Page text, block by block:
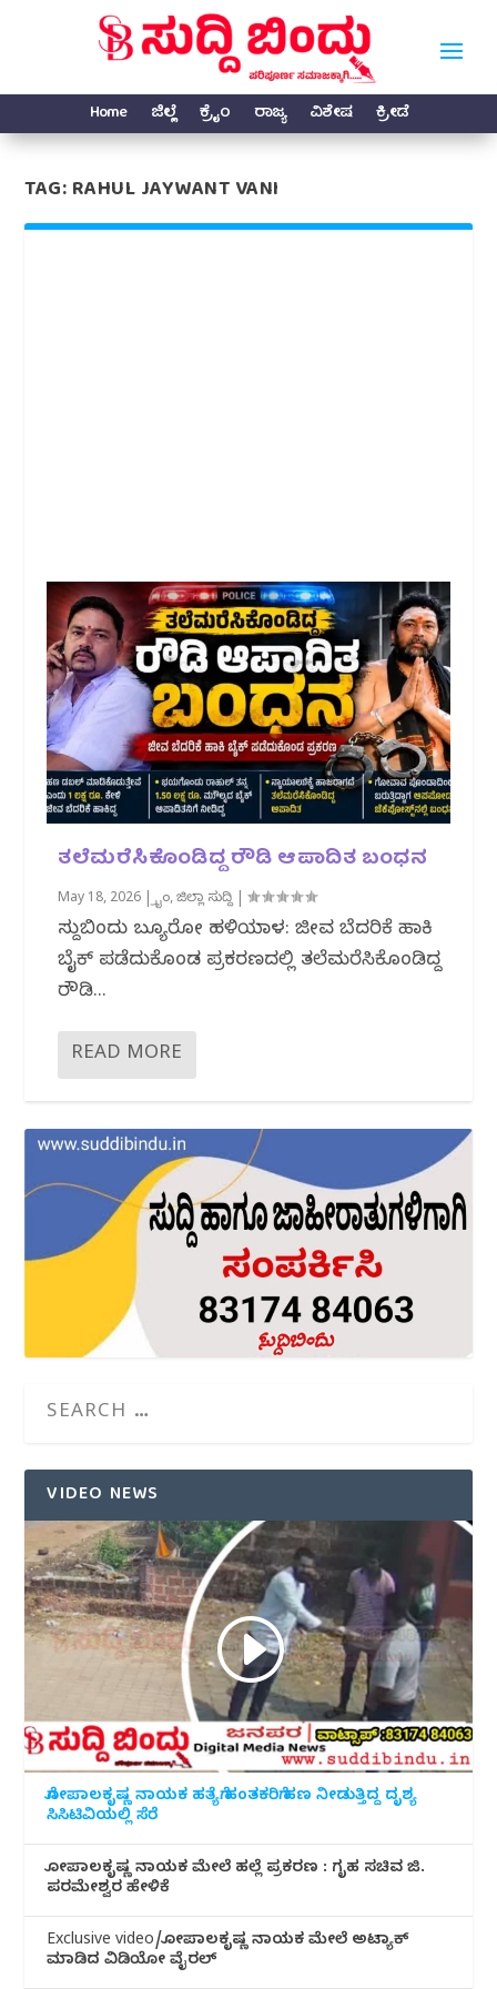
Home ಜಿಲ್ಲೆ ಕ್ರೈಂ ರಾಜ್ಯ ವಿಶೇಷ ಕ್ರೀಡೆ
TAG:RAHUL JAYWANT VANI
ತಲೆಮರೆಸಿಕೊಂಡಿದ್ದ ರೌಡಿ ಆಪಾದಿತ ಬಂಧನ
May 18, 2026 |ಕ್ರೈಂ,ಜಿಲ್ಲಾ ಸುದ್ದಿ |
ಸುದ್ದಿಬಿಂದು ಬ್ಯೂರೋ ಹಳಿಯಾಳ: ಜೀವ ಬೆದರಿಕೆ ಹಾಕಿ
ಬೈಕ್ ಪಡೆದುಕೊಂಡ ಪ್ರಕರಣದಲ್ಲಿ ತಲೆಮರೆಸಿಕೊಂಡಿದ್ದ
ರೌಡಿ...
READ MORE
VIDEO NEWS
ಗೋಪಾಲಕೃಷ್ಣ ನಾಯಕ ಹತ್ಯೆಗೆ ಹಂತಕರಿಗೆ ಹಣ ನೀಡುತ್ತಿದ್ದ ದೃಶ್ಯ
ಸಿಸಿಟಿವಿಯಲ್ಲಿ ಸೆರೆ
ಗೋಪಾಲಕೃಷ್ಣ ನಾಯಕ ಮೇಲೆ ಹಲ್ಲೆ ಪ್ರಕರಣ : ಗೃಹ ಸಚಿವ ಜಿ.
ಪರಮೇಶ್ವರ ಹೇಳಿಕೆ
Exclusive video/ಗೋಪಾಲಕೃಷ್ಣ ನಾಯಕ ಮೇಲೆ ಅಟ್ಯಾಕ್
ಮಾಡಿದ ವಿಡಿಯೋ ವೈರಲ್